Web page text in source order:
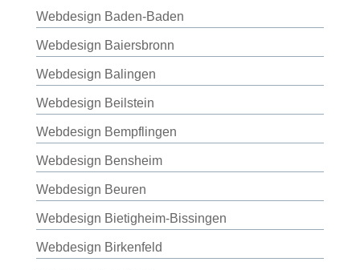
Webdesign Baden-Baden
Webdesign Baiersbronn
Webdesign Balingen
Webdesign Beilstein
Webdesign Bempflingen
Webdesign Bensheim
Webdesign Beuren
Webdesign Bietigheim-Bissingen
Webdesign Birkenfeld